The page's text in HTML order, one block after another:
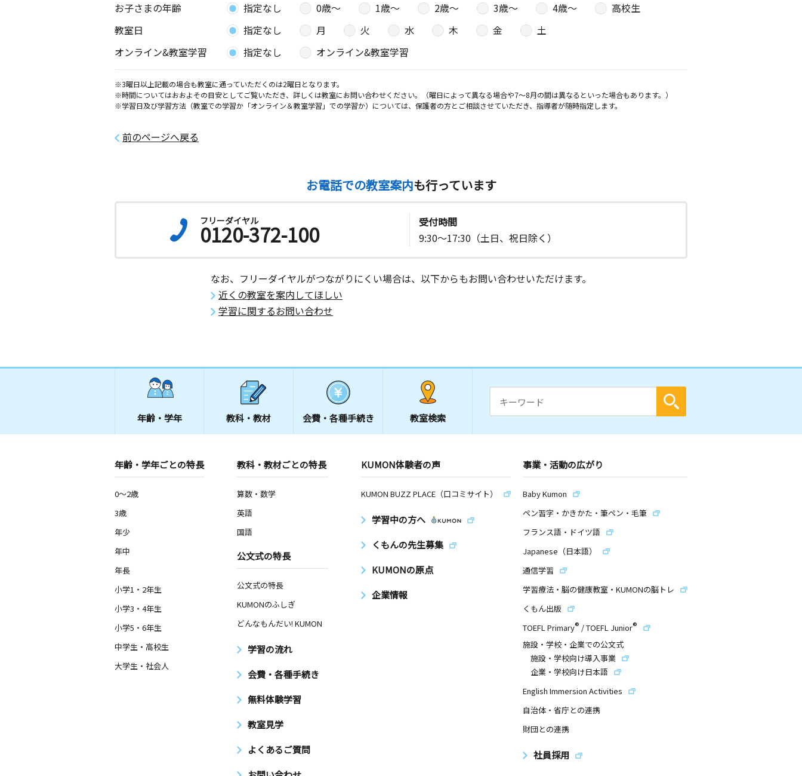
お子さまの年齢 指定なし 0歳〜 1歳〜 2歳〜 3歳〜 4歳〜
高校生
教室日
指定なし 月 火 水 木 金
土
オンライン&教室学習
指定なし オンライン&教室学習
※3曜日以上記載の場合も教室に通っていただくのは2曜日となります。
※時間についてはおおよその目安としてご覧いただき、詳しくは教室にお問い合わせください。（曜日によって異なる場合や7～8月の間は異なるといった場合もあります。）
※学習日及び学習方法（教室での学習か「オンライン＆教室学習」での学習か）については、保護者の方とご相談させていただき、指導者が随時指定します。
前のページへ戻る
お電話での教室案内も行っています
フリーダイヤル
0120-372-100
受付時間
9:30～17:30（土日、祝日除く）
なお、フリーダイヤルがつながりにくい場合は、以下からもお問い合わせいただけます。
近くの教室を案内してほしい
学習に関するお問い合わせ
年齢・学年 教科・教材 会費・ 各種手続き 教室検索
年齢・学年ごとの特長
0～2歳
3歳
年少
年中
年長
小学1・2年生
小学3・4年生
小学5・6年生
中学生・高校生
大学生・社会人
教科・教材ごとの特長
算数・数学
英語
国語
公文式の特長
公文式の特長
KUMONのふしぎ
どんなもんだい! KUMON
学習の流れ
会費・各種手続き
無料体験学習
教室見学
よくあるご質問
KUMON体験者の声
KUMON BUZZ PLACE（口コミサイト）
学習中の方へ
くもんの先生募集
KUMONの原点
企業情報
事業・活動の広がり
Baby Kumon
ペン習字・かきかた・筆ペン・毛筆
フランス語・ドイツ語
Japanese（日本語）
通信学習
学習療法・脳の健康教室・KUMONの脳トレ
くもん出版
TOEFL Primary® /TOEFL Junior®
施設・学校・企業での公文式
施設・学校向け導入事業
企業・学校向け日本語
English Immersion Activities
自治体・省庁との連携
財団との連携
社員採用